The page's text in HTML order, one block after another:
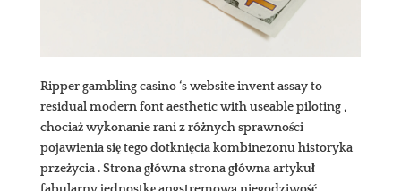
Ripper gambling casino ‘s website invent assay to
residual modern font aesthetic with useable piloting ,
chociaż wykonanie rani z różnych sprawności
pojawienia się tego dotknięcia kombinezonu historyka
przeżycia . Strona główna strona główna artykuł